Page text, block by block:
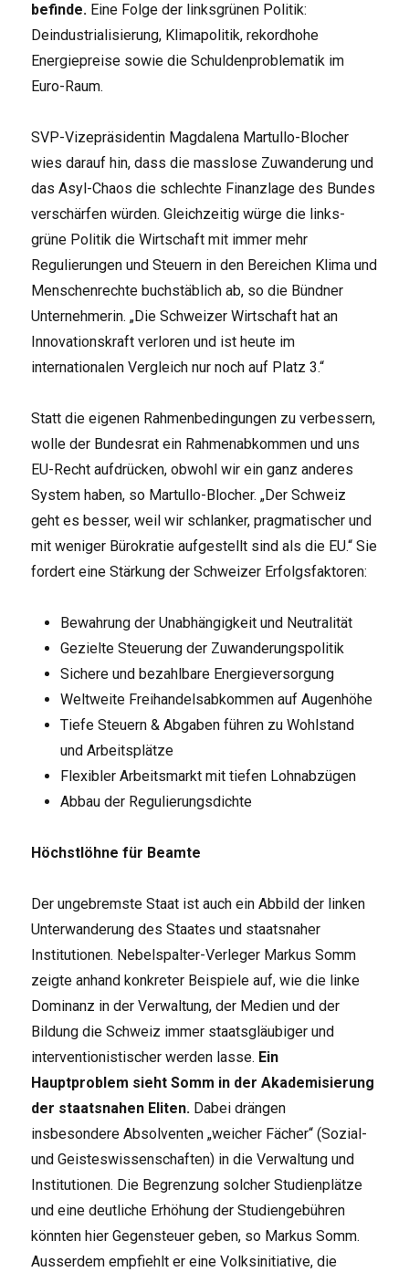
befinde. Eine Folge der linksgrünen Politik:
Deindustrialisierung, Klimapolitik, rekordhohe
Energiepreise sowie die Schuldenproblematik im
Euro-Raum.
SVP-Vizepräsidentin Magdalena Martullo-Blocher
wies darauf hin, dass die masslose Zuwanderung und
das Asyl-Chaos die schlechte Finanzlage des Bundes
verschärfen würden. Gleichzeitig würge die links-
grüne Politik die Wirtschaft mit immer mehr
Regulierungen und Steuern in den Bereichen Klima und
Menschenrechte buchstäblich ab, so die Bündner
Unternehmerin. „Die Schweizer Wirtschaft hat an
Innovationskraft verloren und ist heute im
internationalen Vergleich nur noch auf Platz 3.“
Statt die eigenen Rahmenbedingungen zu verbessern,
wolle der Bundesrat ein Rahmenabkommen und uns
EU-Recht aufdrücken, obwohl wir ein ganz anderes
System haben, so Martullo-Blocher. „Der Schweiz
geht es besser, weil wir schlanker, pragmatischer und
mit weniger Bürokratie aufgestellt sind als die EU.“ Sie
fordert eine Stärkung der Schweizer Erfolgsfaktoren:
Bewahrung der Unabhängigkeit und Neutralität
Gezielte Steuerung der Zuwanderungspolitik
Sichere und bezahlbare Energieversorgung
Weltweite Freihandelsabkommen auf Augenhöhe
Tiefe Steuern & Abgaben führen zu Wohlstand
und Arbeitsplätze
Flexibler Arbeitsmarkt mit tiefen Lohnabzügen
Abbau der Regulierungsdichte
Höchstlöhne für Beamte
Der ungebremste Staat ist auch ein Abbild der linken
Unterwanderung des Staates und staatsnaher
Institutionen. Nebelspalter-Verleger Markus Somm
zeigte anhand konkreter Beispiele auf, wie die linke
Dominanz in der Verwaltung, der Medien und der
Bildung die Schweiz immer staatsgläubiger und
interventionistischer werden lasse. Ein
Hauptproblem sieht Somm in der Akademisierung
der staatsnahen Eliten. Dabei drängen
insbesondere Absolventen „weicher Fächer“ (Sozial-
und Geisteswissenschaften) in die Verwaltung und
Institutionen. Die Begrenzung solcher Studienplätze
und eine deutliche Erhöhung der Studiengebühren
könnten hier Gegensteuer geben, so Markus Somm.
Ausserdem empfiehlt er eine Volksinitiative, die